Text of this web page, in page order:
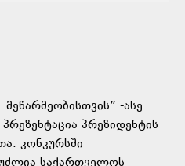
მეწარმეობისთვის” -ასე
პრეზიდენტის
კონკურსში